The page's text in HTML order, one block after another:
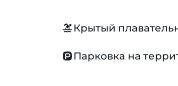
Крытый
Парковка на